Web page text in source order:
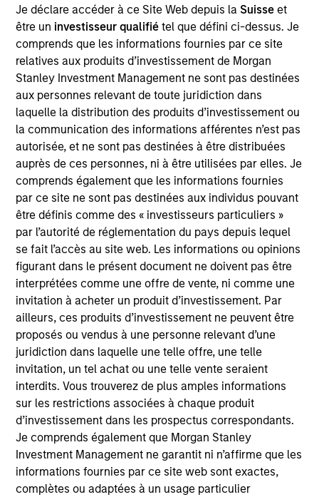
Je déclare accéder à ce Site Web depuis la Suisse et
être un investisseur qualifiétel que défini ci-dessus. Je
comprends que les informations fournies par ce site
relatives aux produits d’investissement de Morgan
Stanley Investment Management ne sont pas destinées
aux personnes relevant de toute juridiction dans
laquelle la distribution des produits d’investissement ou
la communication des informations afférentes n’est pas
autorisée, et ne sont pas destinées à être distribuées
auprès de ces personnes, ni à être utilisées par elles. Je
comprends également que les informations fournies
par ce site ne sont pas destinées aux individus pouvant
être définis comme des « investisseurs particuliers »
par l’autorité de réglementation du pays depuis lequel
se fait l’accès au site web. Les informations ou opinions
figurant dans le présent document ne doivent pas être
interprétées comme une offre de vente, ni comme une
invitation à acheter un produit d’investissement. Par
ailleurs, ces produits d’investissement ne peuvent être
proposés ou vendus à une personne relevant d’une
juridiction dans laquelle une telle offre, une telle
invitation, un tel achat ou une telle vente seraient
interdits. Vous trouverez de plus amples informations
sur les restrictions associées à chaque produit
d’investissement dans les prospectus correspondants.
Je comprends également que Morgan Stanley
Investment Management ne garantit ni n’affirme que les
informations fournies par ce site web sont exactes,
complètes ou adaptées à un usage particulier
team uses bottom-up fundamental analysis to invest in
high quality companies at reasonable valuations that can
sustain their high returns on operating capital over the
long term. Analysis of financially material ESG risks and
opportunities and active, portfolio manager-led
engagement are core parts of the investment process.
The strategy seeks to generate attractive long-term
returns with reduced downside participation in
challenging markets.
Differentiators
1
A portfolio of high quality compounders
A concentrated portfolio of companies selected by an
investment team with a proven track record in identifying
well-managed high quality businesses with resilient
earnings. These include IT companies offering must-have
software and services, life sciences and health care
equipment firms providing indispensable products, and